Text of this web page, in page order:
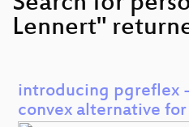
Lennert"
introducing pgreflex
convex alternative